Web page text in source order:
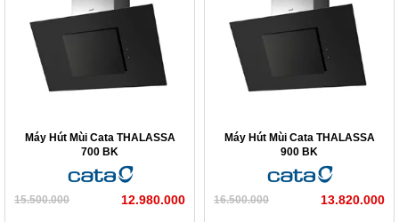
Máy Hút Mùi Cata THALASSA
700 BK
15.500.000 12.980.000
Máy Hút Mùi Cata THALASSA
900 BK
16.500.000 13.820.000